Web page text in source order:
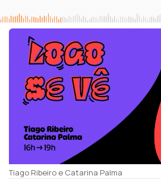
Tiago Ribeiro e Catarina Palma